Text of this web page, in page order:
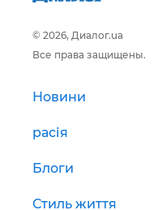
© 2026, Диалог.ua
Все права защищены.
Новини
расія
Блоги
Стиль життя